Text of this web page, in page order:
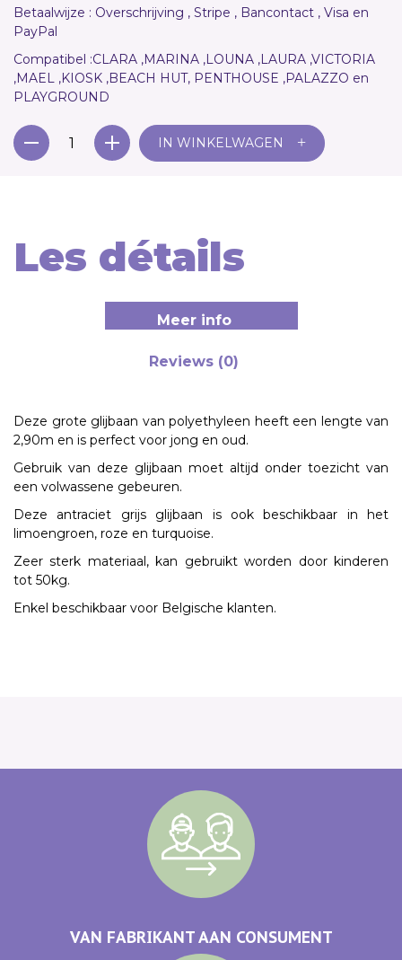
Betaalwijze : Overschrijving , Stripe , Bancontact , Visa en
PayPal
Compatibel :CLARA ,MARINA ,LOUNA ,LAURA ,VICTORIA
,MAEL ,KIOSK ,BEACH HUT, PENTHOUSE ,PALAZZO en
PLAYGROUND
IN WINKELWAGEN +
Les détails
Meer info
Reviews (0)
Deze grote glijbaan van polyethyleen heeft een lengte van
2,90m en is perfect voor jong en oud.
Gebruik van deze glijbaan moet altijd onder toezicht van
een volwassene gebeuren.
Deze antraciet grijs glijbaan is ook beschikbaar in het
limoengroen, roze en turquoise.
Zeer sterk materiaal, kan gebruikt worden door kinderen
tot 50kg.
Enkel beschikbaar voor Belgische klanten.
VAN FABRIKANT AAN CONSUMENT